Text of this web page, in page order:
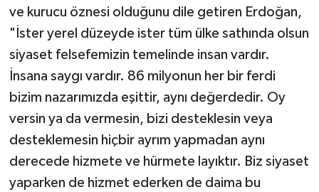
ve kurucu öznesi olduğunu dile getiren Erdoğan,
"İster yerel düzeyde ister tüm ülke sathında olsun
siyaset felsefemizin temelinde insan vardır.
İnsana saygı vardır. 86 milyonun her bir ferdi
bizim nazarımızda eşittir, aynı değerdedir. Oy
versin ya da vermesin, bizi desteklesin veya
desteklemesin hiçbir ayrım yapmadan aynı
derecede hizmete ve hürmete layıktır. Biz siyaset
yaparken de hizmet ederken de daima bu